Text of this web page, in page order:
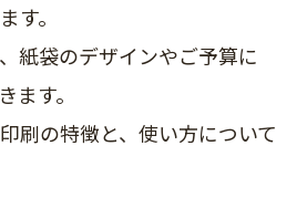
す。
紙袋のデザインやご予算に
ます。
刷の特徴と、使い方について